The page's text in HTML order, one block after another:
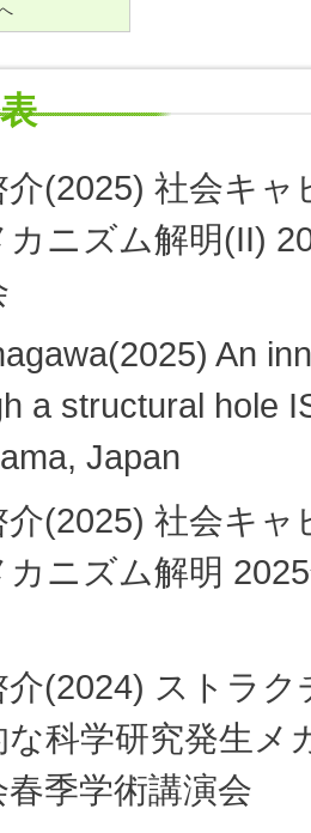
介(2025) 社会キャ
カニズム解明(II)
(2025) An
a structural hole
Japan
介(2025) 社会キャ
カニズム解明
介(2024) ストラク
な科学研究発生
春季学術講演会